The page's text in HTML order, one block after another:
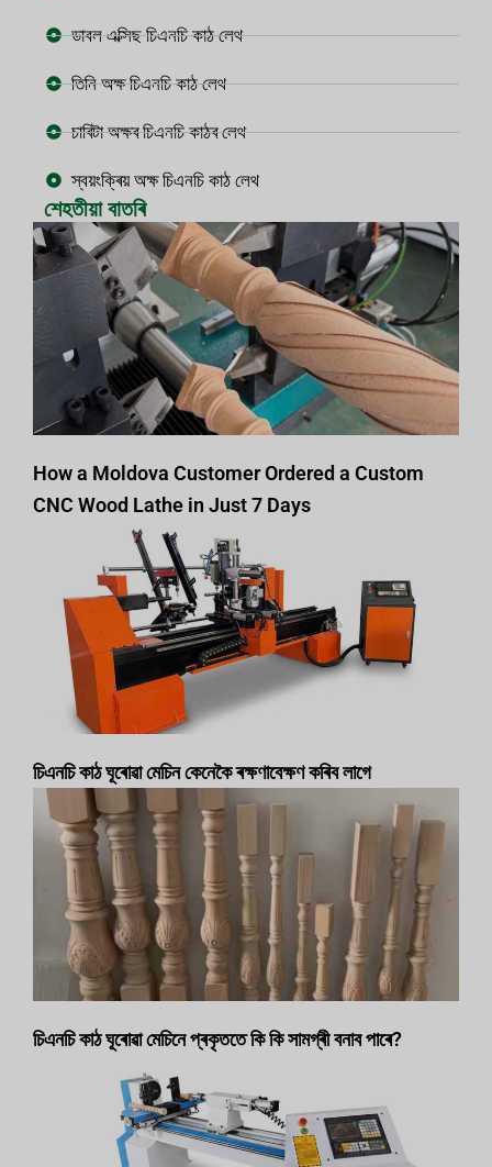
ডাবল এক্সিছ চিএনচি কাঠ লেথ
তিনি অক্ষ চিএনচি কাঠ লেথ
চাৰিটা অক্ষৰ চিএনচি কাঠৰ লেথ
স্বয়ংক্ৰিয় অক্ষ চিএনচি কাঠ লেথ
শেহতীয়া বাতৰি
How a Moldova Customer Ordered a Custom
CNC Wood Lathe in Just 7 Days
চিএনচি কাঠ ঘূৰোৱা মেচিন কেনেকৈ ৰক্ষণাবেক্ষণ কৰিব লাগে
চিএনচি কাঠ ঘূৰোৱা মেচিনে প্ৰকৃততে কি কি সামগ্ৰী বনাব পাৰে?